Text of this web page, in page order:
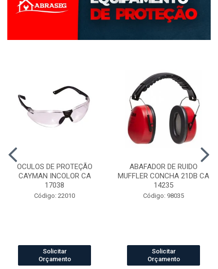
OCULOS DE PROTEÇÃO
CAYMAN INCOLOR CA
17038
Código: 22010
Solicitar
Orçamento
ABAFADOR DE RUIDO
MUFFLER CONCHA 21DB CA
14235
Código: 98035
Solicitar
Orçamento